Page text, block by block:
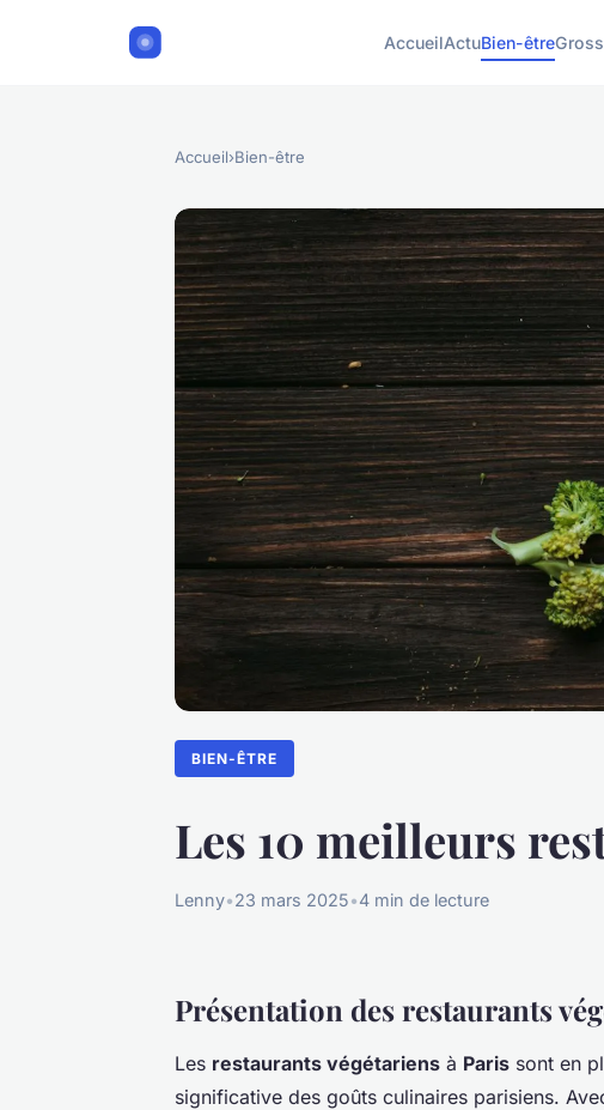
AccueilActuBien-être
Accueil›Bien-être
BIEN-ÊTRE
Les 10 meilleurs
Lenny•23 mars 2025•4 min de lecture
Présentation des restaurants
Les restaurants végétariens à Paris sont en
significative des goûts culinaires parisiens.